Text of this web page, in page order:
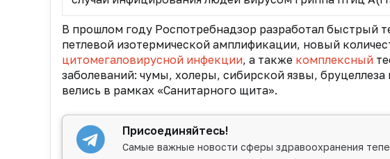
В прошлом году Роспотребнадзор разработал быстрый
петлевой изотермической амплификации, новый
цитомегаловирусной инфекции, а также комплексный
заболеваний: чумы, холеры, сибирской язвы, бруцеллеза
велись в рамках «Санитарного щита».
Присоединяйтесь!
Самые важные новости сферы здравоохранения